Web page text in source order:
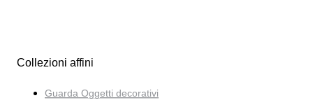
Collezioni affini
Guarda Oggetti decorativi